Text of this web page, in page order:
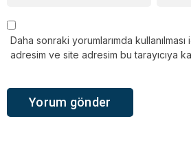
Daha sonraki yorumlarımda
adresim ve site adresim bu tarayıcıya